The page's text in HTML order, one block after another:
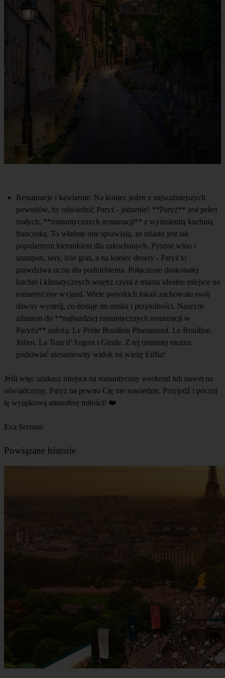
Restauracje i kawiarnie. Na koniec jeden z najważniejszych
powodów, by odwiedzić Paryż - jedzenie! **Paryż** jest pełen
małych, **romantycznych restauracji** z wyśmienitą kuchnią
francuską. To właśnie one sprawiają, że miasto jest tak
popularnym kierunkiem dla zakochanych. Pyszne wino i
szampan, sery, foie gras, a na koniec desery - Paryż to
prawdziwa uczta dla podniebienia. Połączenie doskonałej
kuchni i klimatycznych wnętrz czyni z miasta idealne miejsce na
romantyczny wyjazd. Wiele paryskich lokali zachowało swój
dawny wystrój, co dodaje im uroku i przytulności. Naszym
zdaniem do **najbardziej romantycznych restauracji w
Paryżu** należą: Le Petite Bouillon Pharamond, Le Bouillon
Julien, La Tour d’Argent i Girafe. Z tej ostatniej można
podziwiać niesamowity widok na wieżę Eiffla!
Jeśli więc szukasz miejsca na romantyczny weekend lub nawet na
oświadczyny, Paryż na pewno Cię nie zawiedzie. Przyjedź i poczuj
tę wyjątkową atmosferę miłości! ❤️
Eva Serrano
Powiązane historie